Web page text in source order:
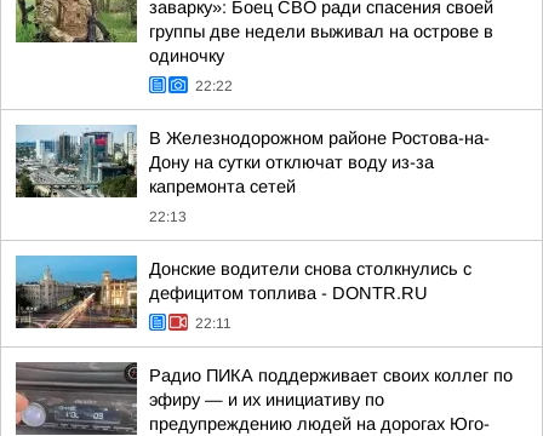
заварку»: Боец СВО ради спасения своей
группы две недели выживал на острове в
одиночку
22:22
В Железнодорожном районе Ростова-на-
Дону на сутки отключат воду из-за
капремонта сетей
22:13
Донские водители снова столкнулись с
дефицитом топлива - DONTR.RU
22:11
Радио ПИКА поддерживает своих коллег по
эфиру — и их инициативу по
предупреждению людей на дорогах Юго-